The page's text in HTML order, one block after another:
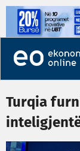
Turqia